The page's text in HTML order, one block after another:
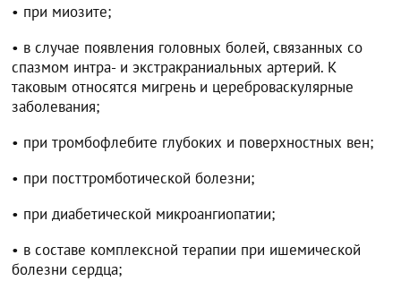
• при миозите;
• в случае появления головных болей, связанных со
спазмом интра- и экстракраниальных артерий. К
таковым относятся мигрень и цереброваскулярные
заболевания;
• при тромбофлебите глубоких и поверхностных вен;
• при посттромботической болезни;
• при диабетической микроангиопатии;
• в составе комплексной терапии при ишемической
болезни сердца;